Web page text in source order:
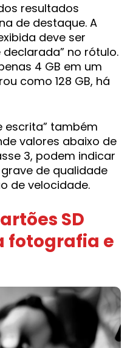
resultados
de destaque. A
deve ser
no rótulo.
4 GB em um
como 128 GB, há
escrita” também
valores abaixo de
3, podem indicar
de qualidade
de velocidade.
SD
fotografia e